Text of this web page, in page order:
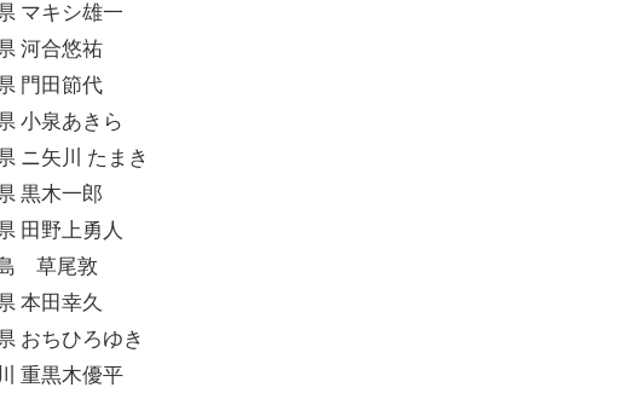
マキシ雄一
河合悠祐
門田節代
小泉あきら
ニ矢川 たまき
黒木一郎
田野上勇人
草尾敦
本田幸久
おちひろゆき
重黒木優平